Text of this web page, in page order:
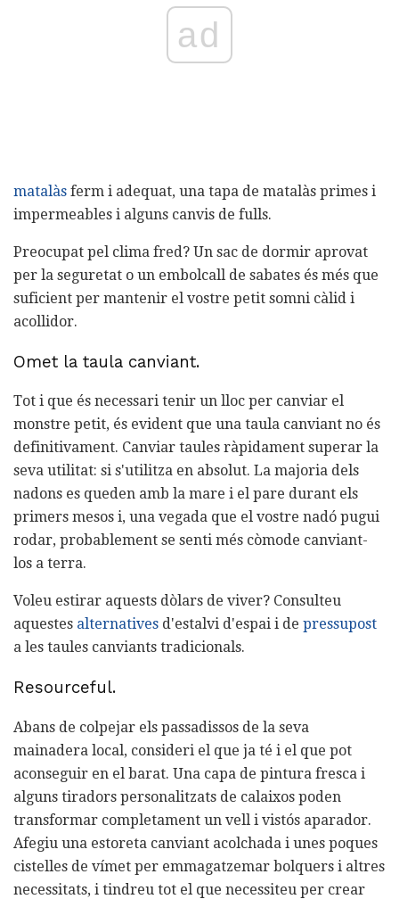
ad
matalàs ferm i adequat, una tapa de matalàs primes i
impermeables i alguns canvis de fulls.
Preocupat pel clima fred? Un sac de dormir aprovat
per la seguretat o un embolcall de sabates és més que
suficient per mantenir el vostre petit somni càlid i
acollidor.
Omet la taula canviant.
Tot i que és necessari tenir un lloc per canviar el
monstre petit, és evident que una taula canviant no és
definitivament. Canviar taules ràpidament superar la
seva utilitat: si s'utilitza en absolut. La majoria dels
nadons es queden amb la mare i el pare durant els
primers mesos i, una vegada que el vostre nadó pugui
rodar, probablement se senti més còmode canviant-
los a terra.
Voleu estirar aquests dòlars de viver? Consulteu
aquestes alternatives d'estalvi d'espai i de pressupost
a les taules canviants tradicionals.
Resourceful.
Abans de colpejar els passadissos de la seva
mainadera local, consideri el que ja té i el que pot
aconseguir en el barat. Una capa de pintura fresca i
alguns tiradors personalitzats de calaixos poden
transformar completament un vell i vistós aparador.
Afegiu una estoreta canviant acolchada i unes poques
cistelles de vímet per emmagatzemar bolquers i altres
necessitats, i tindreu tot el que necessiteu per crear